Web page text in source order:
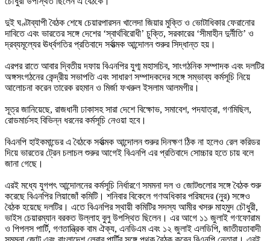
দুই ঘণ্টাব্যাপী বৈঠক শেষে চেয়ারপারসন খালেদা জিয়ার মুক্তি ও ভোটাধিকার ফেরানোর
দাবিতে এবং ভারতের সঙ্গে দেশের ‘স্বার্থবিরোধী’ চুক্তি, সরকারের ‘সীমাহীন দুর্নীতি’ ও
দ্রব্যমূল্যের ঊর্ধ্বগতির প্রতিবাদে সর্বাত্মক আন্দোলন শুরুর সিদ্ধান্ত হয়।
এরপর রাতে আবার দ্বিতীয় দফায় বিএনপির যুগ্ম মহাসচিব, সাংগঠনিক সম্পাদক এবং দলটির
অঙ্গসংগঠনের কেন্দ্রীয় সভাপতি এবং সাধারণ সম্পাদকদের সঙ্গে সম্ভাব্য কর্মসূচি নিয়ে
আলোচনা করেন তারেক রহমান ও মির্জা ফখরুল ইসলাম আলমগীর।
সূত্র জানিয়েছে, রাজধানী ঢাকাসহ সারা দেশে বিক্ষোভ, সমাবেশ, পদযাত্রা, গণমিছিল,
রোডমার্চসহ বিভিন্ন ধরনের কর্মসূচি নেওয়া হবে।
বিএনপি হাইকমান্ডের এ বৈঠকে সর্বাত্মক আন্দোলন শুরুর দিনক্ষণ ঠিক না হলেও রেল করিডর
দিয়ে ভারতের ট্রেন চলাচল শুরুর আগেই বিএনপি এর প্রতিবাদে সোচ্চার হতে চায় বলে
জানা গেছে।
এরই মধ্যে যুগপৎ আন্দোলনের কর্মসূচি নির্ধারণে সমমনা দল ও জোটগুলোর সঙ্গে বৈঠক শুরু
করেছে বিএনপির লিয়াজোঁ কমিটি। শনিবার বিকেলে গণঅধিকার পরিষদের (নুর) সঙ্গেও
বৈঠক হয়েছে দলটির। এতে বিএনপির স্থায়ী কমিটির সদস্য আমীর খসরু মাহমুদ চৌধুরী,
ভাইস চেয়ারম্যান বরকত উল্লাহ বুলু উপস্থিত ছিলেন। এর আগে ১১ জুলাই গণফোরাম
ও পিপলস পার্টি, গণতান্ত্রিক বাম ঐক্য, এনডিএম এবং ১২ জুলাই এলডিপি, জাতীয়তাবাদী